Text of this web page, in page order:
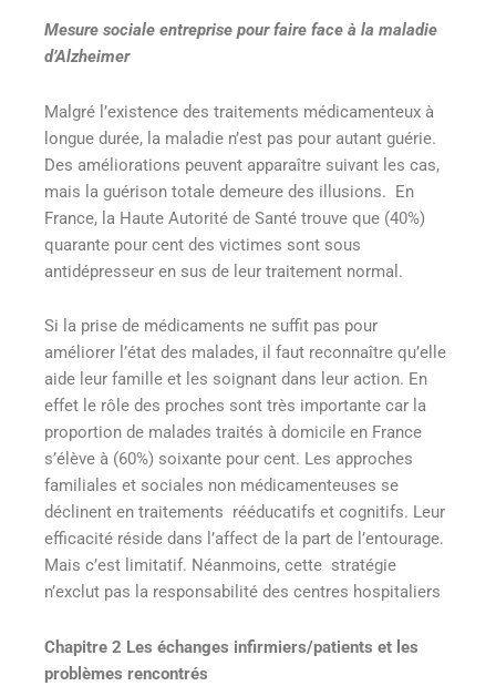
Mesure sociale entreprise pour faire face à la maladie
d’Alzheimer
Malgré l’existence des traitements médicamenteux à
longue durée, la maladie n’est pas pour autant guérie.
Des améliorations peuvent apparaître suivant les cas,
mais la guérison totale demeure des illusions. En
France, la Haute Autorité de Santé trouve que (40%)
quarante pour cent des victimes sont sous
antidépresseur en sus de leur traitement normal.
Si la prise de médicaments ne suffit pas pour
améliorer l’état des malades, il faut reconnaître qu’elle
aide leur famille et les soignant dans leur action. En
effet le rôle des proches sont très importante car la
proportion de malades traités à domicile en France
s’élève à (60%) soixante pour cent. Les approches
familiales et sociales non médicamenteuses se
déclinent en traitements rééducatifs et cognitifs. Leur
efficacité réside dans l’affect de la part de l’entourage.
Mais c’est limitatif. Néanmoins, cette stratégie
n’exclut pas la responsabilité des centres hospitaliers
Chapitre 2 Les échanges infirmiers/patients et les
problèmes rencontrés